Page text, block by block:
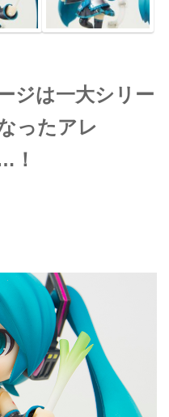
ジは一大シリー
ったアレ
！